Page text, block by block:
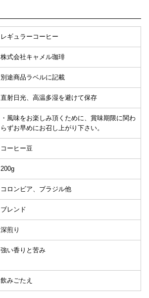
レギュラーコーヒー
株式会社キャメル珈琲
別途商品ラベルに記載
直射日光、高温多湿を避けて保存
・風味をお楽しみ頂くために、賞味期限に関わ
らずお早めにお召し上がり下さい。
コーヒー豆
200g
コロンビア、ブラジル他
ブレンド
深煎り
強い香りと苦み
飲みごたえ